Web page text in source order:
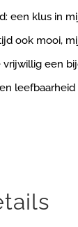
een klus in
ook mooi,
een
leefbaarheid